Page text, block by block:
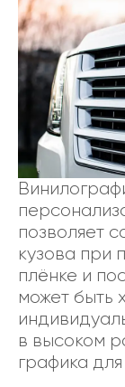
позволяет
кузова при
плёнке и
может быть
в высоком
графика